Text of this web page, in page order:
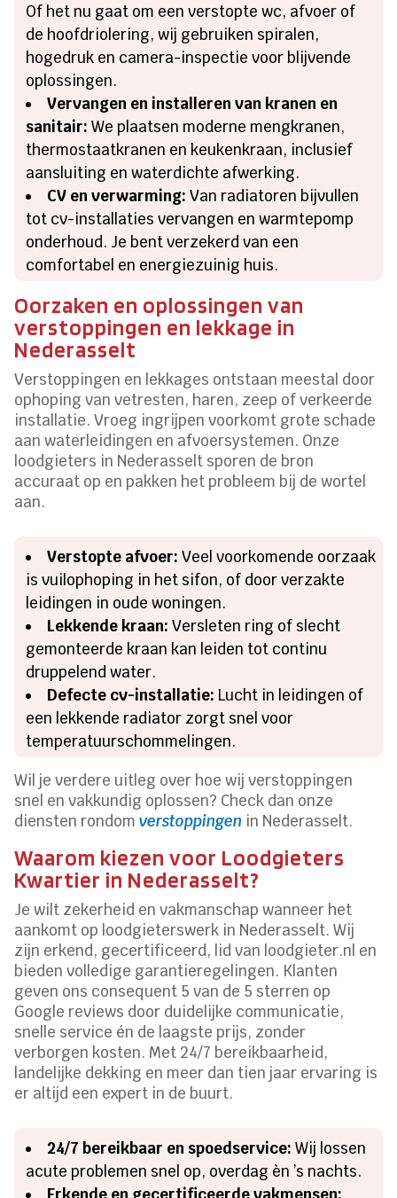
Of het nu gaat om een verstopte wc, afvoer of
de hoofdriolering, wij gebruiken spiralen,
hogedruk en camera-inspectie voor blijvende
oplossingen.
Vervangen en installeren van kranen en
sanitair: We plaatsen moderne mengkranen,
thermostaatkranen en keukenkraan, inclusief
aansluiting en waterdichte afwerking.
CV en verwarming: Van radiatoren bijvullen
tot cv-installaties vervangen en warmtepomp
onderhoud. Je bent verzekerd van een
comfortabel en energiezuinig huis.
Oorzaken en oplossingen van
verstoppingen en lekkage in
Nederasselt
Verstoppingen en lekkages ontstaan meestal door
ophoping van vetresten, haren, zeep of verkeerde
installatie. Vroeg ingrijpen voorkomt grote schade
aan waterleidingen en afvoersystemen. Onze
loodgieters in Nederasselt sporen de bron
accuraat op en pakken het probleem bij de wortel
aan.
Verstopte afvoer: Veel voorkomende oorzaak
is vuilophoping in het sifon, of door verzakte
leidingen in oude woningen.
Lekkende kraan: Versleten ring of slecht
gemonteerde kraan kan leiden tot continu
druppelend water.
Defecte cv-installatie: Lucht in leidingen of
een lekkende radiator zorgt snel voor
temperatuurschommelingen.
Wil je verdere uitleg over hoe wij verstoppingen
snel en vakkundig oplossen? Check dan onze
diensten rondomverstoppingen in Nederasselt.
Waarom kiezen voor Loodgieters
Kwartier in Nederasselt?
Je wilt zekerheid en vakmanschap wanneer het
aankomt op loodgieterswerk in Nederasselt. Wij
zijn erkend, gecertificeerd, lid van loodgieter.nl en
bieden volledige garantieregelingen. Klanten
geven ons consequent 5 van de 5 sterren op
Google reviews door duidelijke communicatie,
snelle service én de laagste prijs, zonder
verborgen kosten. Met 24/7 bereikbaarheid,
landelijke dekking en meer dan tien jaar ervaring is
er altijd een expert in de buurt.
24/7 bereikbaar en spoedservice: Wij lossen
acute problemen snel op, overdag èn ’s nachts.